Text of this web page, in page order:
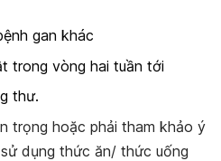
gan khác
trong vòng hai tuần tới
thư.
trọng hoặc phải tham khảo ý
dụng thức ăn/ thức uống